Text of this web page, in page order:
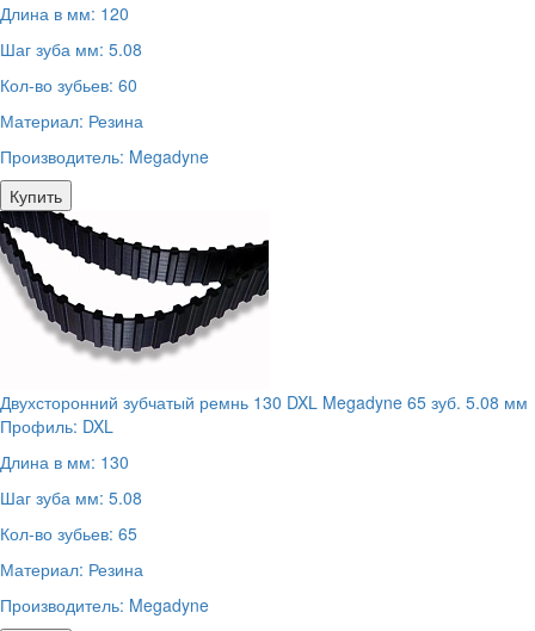
Длина в мм: 120
Шаг зуба мм: 5.08
Кол-во зубьев: 60
Материал: Резина
Производитель: Megadyne
Купить
Двухсторонний зубчатый ремнь 130 DXL Megadyne 65 зуб. 5.08 мм
Профиль: DXL
Длина в мм: 130
Шаг зуба мм: 5.08
Кол-во зубьев: 65
Материал: Резина
Производитель: Megadyne